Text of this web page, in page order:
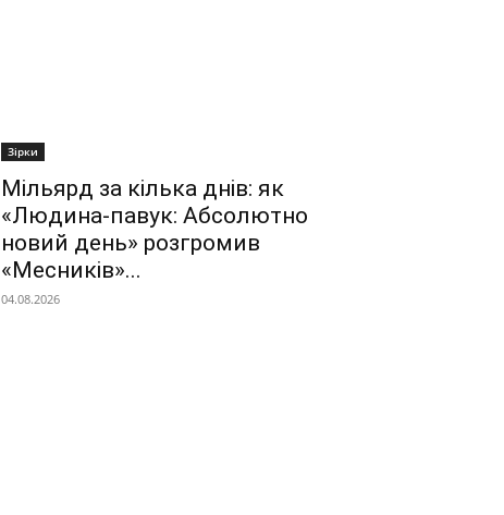
Зірки
Мільярд за кілька днів: як
«Людина-павук: Абсолютно
новий день» розгромив
«Месників»...
04.08.2026